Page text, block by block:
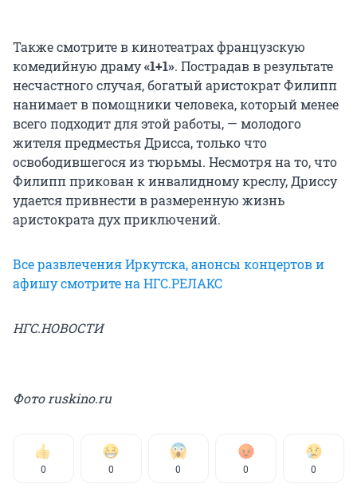
Также смотрите в кинотеатрах французскую
комедийную драму«1+1». Пострадав в результате
несчастного случая, богатый аристократ Филипп
нанимает в помощники человека, который менее
всего подходит для этой работы, — молодого
жителя предместья Дрисса, только что
освободившегося из тюрьмы. Несмотря на то, что
Филипп прикован к инвалидному креслу, Дриссу
удается привнести в размеренную жизнь
аристократа дух приключений.
Все развлечения Иркутска, анонсы концертов и
афишу смотрите на НГС.РЕЛАКС
НГС.НОВОСТИ
Фото ruskino.ru
0 0 0 0 0